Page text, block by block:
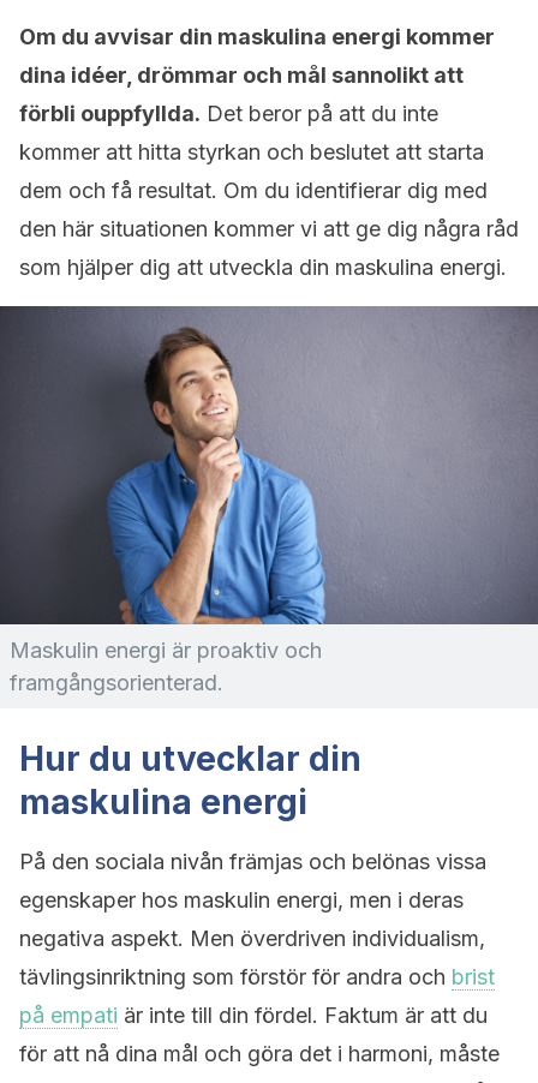
Om du avvisar din maskulina energi kommer
dina idéer, drömmar och mål sannolikt att
förbli ouppfyllda. Det beror på att du inte
kommer att hitta styrkan och beslutet att starta
dem och få resultat. Om du identifierar dig med
den här situationen kommer vi att ge dig några råd
som hjälper dig att utveckla din maskulina energi.
Maskulin energi är proaktiv och
framgångsorienterad.
Hur du utvecklar din
maskulina energi
På den sociala nivån främjas och belönas vissa
egenskaper hos maskulin energi, men i deras
negativa aspekt. Men överdriven individualism,
tävlingsinriktning som förstör för andra och brist
på empati är inte till din fördel. Faktum är att du
för att nå dina mål och göra det i harmoni, måste